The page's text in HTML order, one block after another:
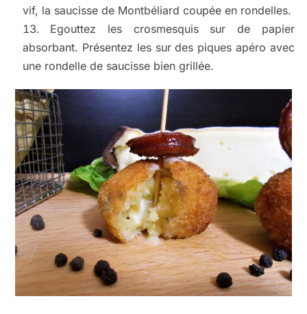
vif, la saucisse de Montbéliard coupée en rondelles.
Egouttez les crosmesquis sur de papier
absorbant. Présentez les sur des piques apéro avec
une rondelle de saucisse bien grillée.